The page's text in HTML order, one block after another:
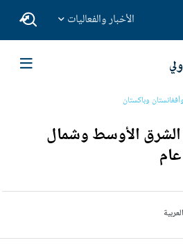
الأخبار والفعاليات
وباكستان
الشرق الأوسط وشمال
العربية